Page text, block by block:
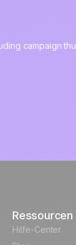
Ressourcen
Hilfe-Center